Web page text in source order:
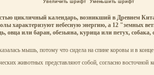
Увеличить шрифт Уменьшить шрифт
цикличный календарь, возникший в Древнем
характеризуют небесную энергию, а 12 "земных
или баран, обезьяна, курица или петух, собака,
мышь, потому что сидела на спине коровы и в конце
животных представляют собой, согласно